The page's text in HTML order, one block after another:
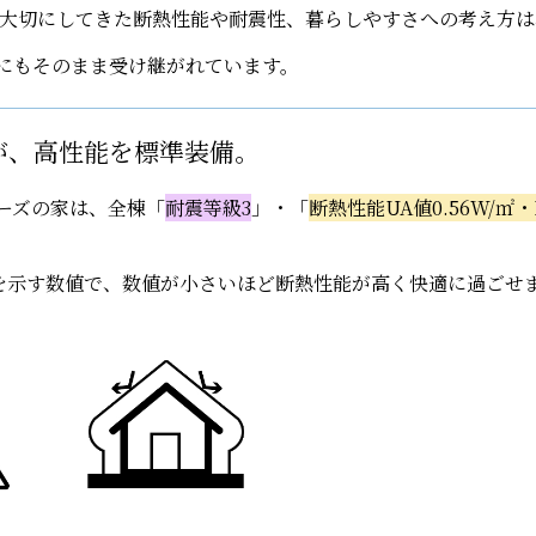
切にしてきた断熱性能や耐震性、暮らしやすさへの考え方
そのまま受け継がれています。
高性能を標準装備。
ズの家は、全棟「耐震等級3 」・「断熱性能UA値0.56W/㎡
す数値で、数値が小さいほど断熱性能が高く快適に過ごせ